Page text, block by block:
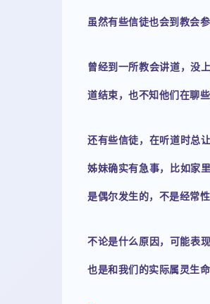
虽然有些信徒也会到教会
曾经到一所教会讲道，没
道结束，也不知他们在聊
还有些信徒，在听道时总
姊妹确实有急事，比如家
是偶尔发生的，不是经常
不论是什么原因，可能表
也是和我们的实际属灵生命